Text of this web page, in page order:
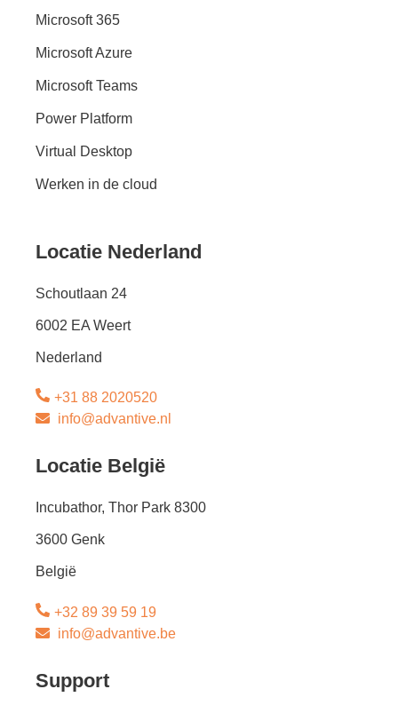
Microsoft 365
Microsoft Azure
Microsoft Teams
Power Platform
Virtual Desktop
Werken in de cloud
Locatie Nederland
Schoutlaan 24
6002 EA Weert
Nederland
+31 88 2020520
info@advantive.nl
Locatie België
Incubathor, Thor Park 8300
3600 Genk
België
+32 89 39 59 19
info@advantive.be
Support